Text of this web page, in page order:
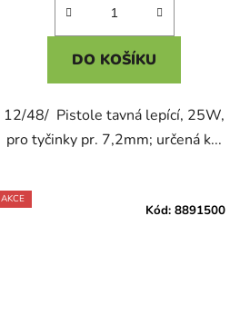
DO KOŠÍKU
12/48/ Pistole tavná lepící, 25W,
pro tyčinky pr. 7,2mm; určená k...
AKCE
Kód: 8891500